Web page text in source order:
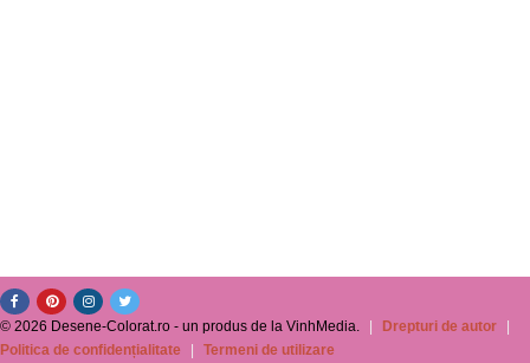
© 2026 Desene-Colorat.ro - un produs de la VinhMedia. Drepturi de autor
Politica de confidențialitate
Termeni de utilizare